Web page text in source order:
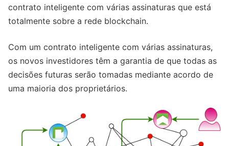
contrato inteligente com várias assinaturas que está
totalmente sobre a rede blockchain.
Com um contrato inteligente com várias assinaturas,
os novos investidores têm a garantia de que todas as
decisões futuras serão tomadas mediante acordo de
uma maioria dos proprietários.